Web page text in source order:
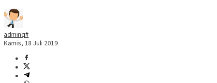
adminq#
Kamis, 18 Juli 2019